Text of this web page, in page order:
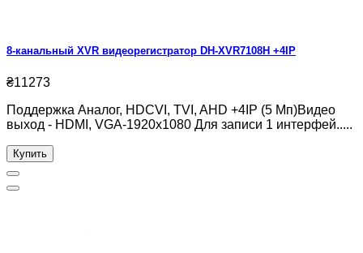
8-канальный XVR видеорегистратор DH-XVR7108H +4IP
₴11273
Поддержка Аналог, HDCVI, TVI, AHD +4IP (5 Мп)Видео
выход - HDMI, VGA-1920x1080 Для записи 1 интерфей.....
Купить